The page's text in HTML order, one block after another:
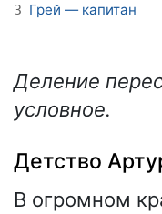
3 Грей — капитан
Деление
условное.
Детство
В огромном